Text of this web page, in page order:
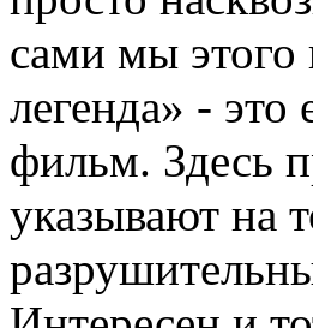
сами мы
легенда» -
фильм. Здесь
указывают на